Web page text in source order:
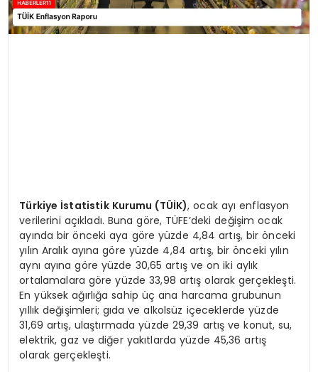
Türkiye İstatistik Kurumu (TÜİK), ocak ayı enflasyon
verilerini açıkladı. Buna göre, TÜFE’deki değişim ocak
ayında bir önceki aya göre yüzde 4,84 artış, bir önceki
yılın Aralık ayına göre yüzde 4,84 artış, bir önceki yılın
aynı ayına göre yüzde 30,65 artış ve on iki aylık
ortalamalara göre yüzde 33,98 artış olarak gerçekleşti.
En yüksek ağırlığa sahip üç ana harcama grubunun
yıllık değişimleri; gıda ve alkolsüz içeceklerde yüzde
31,69 artış, ulaştırmada yüzde 29,39 artış ve konut, su,
elektrik, gaz ve diğer yakıtlarda yüzde 45,36 artış
olarak gerçekleşti.